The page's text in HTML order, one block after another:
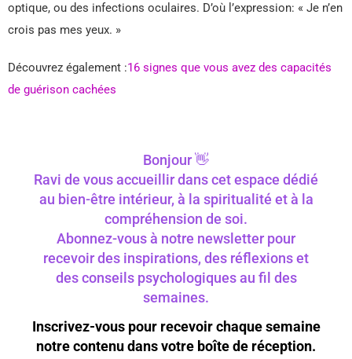
optique, ou des infections oculaires. D’où l’expression: « Je n’en
crois pas mes yeux. »
Découvrez également :16 signes que vous avez des capacités
de guérison cachées
Bonjour 👋
Ravi de vous accueillir dans cet espace dédié
au bien-être intérieur, à la spiritualité et à la
compréhension de soi.
Abonnez-vous à notre newsletter pour
recevoir des inspirations, des réflexions et
des conseils psychologiques au fil des
semaines.
Inscrivez-vous pour recevoir chaque semaine
notre contenu dans votre boîte de réception.